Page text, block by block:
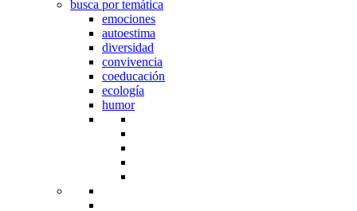
busca por temática
emociones
autoestima
diversidad
convivencia
coeducación
ecología
humor